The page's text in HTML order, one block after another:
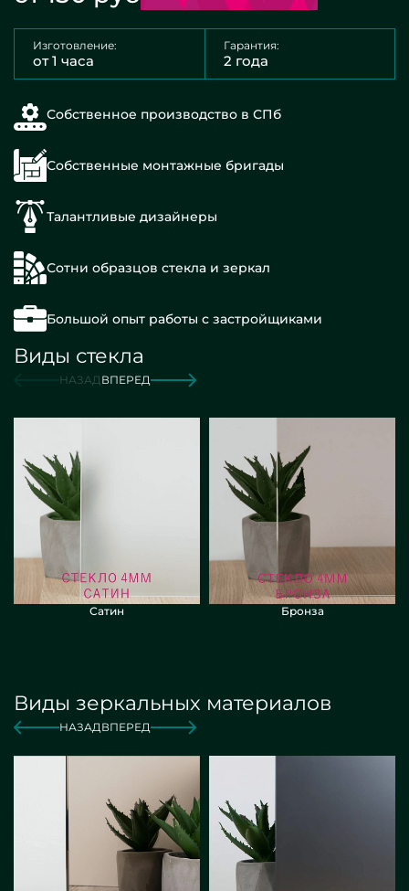
Изготовление:
от 1 часа
Гарантия:
2 года
Собственное производство в СПб
Собственные монтажные бригады
Талантливые дизайнеры
Сотни образцов стекла и зеркал
Большой опыт работы с застройщиками
Виды стекла
НАЗАДВПЕРЕД
Сатин Бронза
Виды зеркальных материалов
НАЗАДВПЕРЕД